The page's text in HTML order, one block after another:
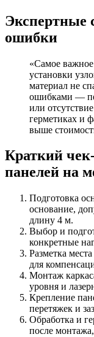
Экспертные
ошибки
«Самое
установки
материал не
ошибками —
или
герметиках и
выше
Краткий
панелей на
Подготовка
основание,
длину 4 м.
Выбор и
конкретные
Разметка
для
Монтаж
уровня и
Крепление
перетяжек и
Обработка и
после